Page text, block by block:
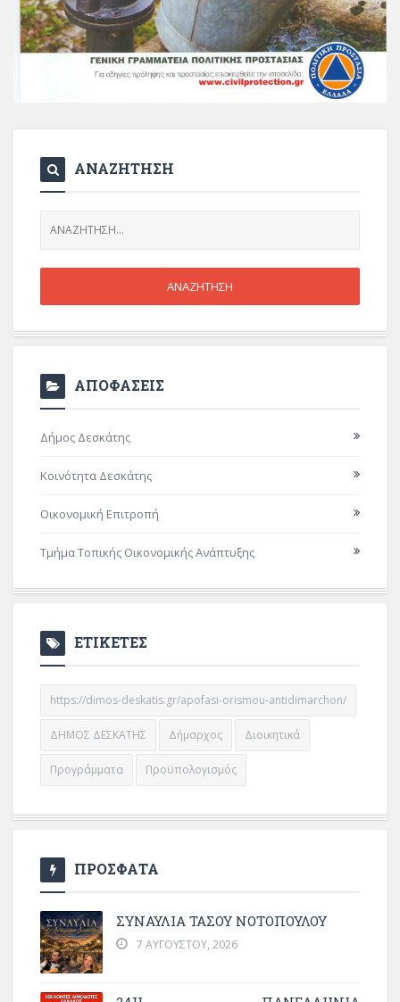
ΑΝΑΖΗΤΗΣΗ
ΑΠΟΦΑΣΕΙΣ
Δήμος Δεσκάτης
Κοινότητα Δεσκάτης
Οικονομική Επιτροπή
Τμήμα Τοπικής Οικονομικής Ανάπτυξης
ΕΤΙΚΕΤΕΣ
https://dimos-deskatis.gr/apofasi-orismou-antidimarchon/
ΔΗΜΟΣ ΔΕΣΚΑΤΗΣ Δήμαρχος Διοικητικά
Προγράμματα Προϋπολογισμός
ΠΡΟΣΦΑΤΑ
ΣΥΝΑΥΛΙΑ ΤΑΣΟΥ ΝΟΤΟΠΟΥΛΟΥ
7 ΑΥΓΟΎΣΤΟΥ, 2026